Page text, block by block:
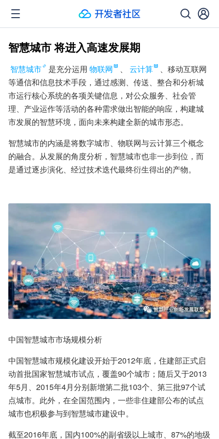
智慧城市 将进入高速发展期
智慧城市 是充分运用 物联网 、 云计算
、移动互联网
等通信和信息技术手段，通过感测、传送、整合和分析城
市运行核心系统的各项关键信息，对公众服务、社会管
理、产业运作等活动的各种需求做出智能的响应，构建城
市发展的智慧环境，面向未来构建全新的城市形态。
智慧城市的内涵是将数字城市、物联网与云计算三个概念
的融合。从发展的角度分析，智慧城市也非一步到位，而
是通过逐步演化、经过技术迭代最终衍生得出的产物。
中国智慧城市市场规模分析
中国智慧城市规模化建设开始于2012年底，住建部正式启
动首批国家智慧城市试点，覆盖90个城市；随后又于2013
年5月、2015年4月分别新增第二批103个、第三批97个试
点城市。此外，在全国范围内，一些非住建部公布的试点
城市也积极参与到智慧城市建设中。
截至2016年底，国内100%的副省级以上城市、87%的地级